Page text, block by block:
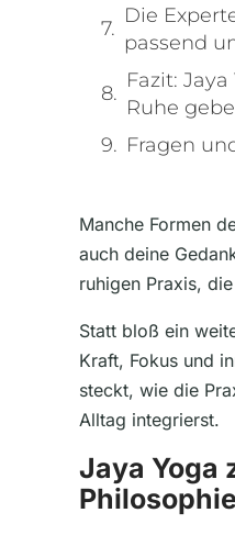
Die
passend
Fazit:
Ruhe
Fragen
Manche Formen
auch deine
ruhigen Praxis,
Statt bloß ein
Kraft, Fokus und
steckt, wie die
Alltag integrierst.
Jaya Yoga